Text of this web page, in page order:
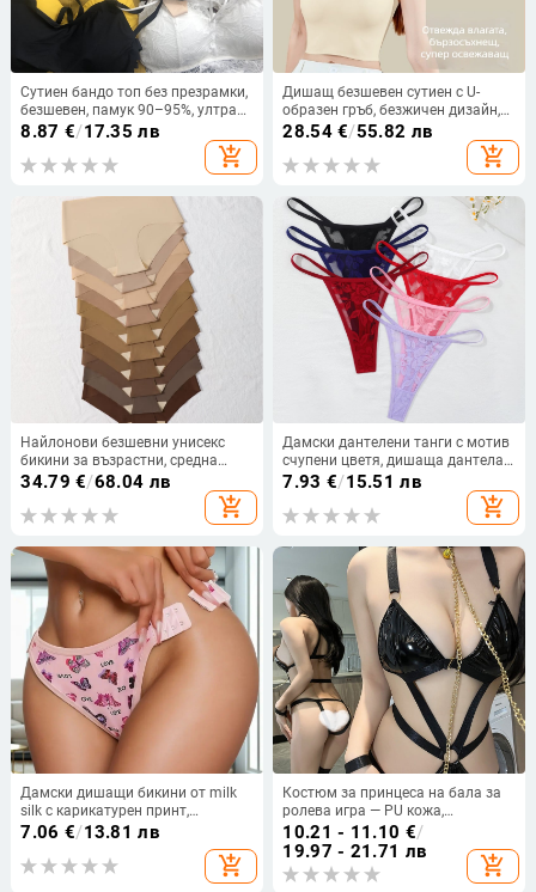
Сутиен бандо топ без презрамки,
безшевен, памук 90–95%, ултра
тънки формовани чашки,
триъгълни чаши, дължина до
корема
8.87 €/17.35 лв
add_shopping_cart
Дишащ безшевен сутиен с U-
образен гръб, безжичен дизайн,
вътрешни чашки и подплънки
28.54€/55.82 лв
add_shopping_cart
Найлонови безшевни унисекс
бикини за възрастни, средна
талия, памучна вложка, плетена
34.79 €/68.04 лв
add_shopping_cart
Дамски дантелени танги с мотив
счупени цветя, дишаща дантела,
основен материал: найлон, лоно:
памук, ниска талия, марка Yasi,
код Q109
7.93 €/15.51 лв
add_shopping_cart
Дамски дишащи бикини от milk
silk с карикатурен принт,
регулируема средна талия
7.06 €/13.81 лв
add_shopping_cart
Костюм за принцеса на бала за
ролева игра — PU кожа,
полиестер, Night Fun
10.21 - 11.10 €/
19.97 - 21.71 лв
add_shopping_cart